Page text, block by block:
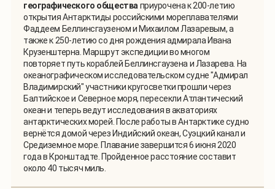
географического обществаприурочена к 200-летию
открытия Антарктиды российскими мореплавателями
Фаддеем Беллинсгаузеном и Михаилом Лазаревым, а
также к 250-летию со дня рождения адмирала Ивана
Крузенштерна. Маршрут экспедиции во многом
повторяет путь кораблей Беллинсгаузена и Лазарева. На
океанографическом исследовательском судне "Адмирал
Владимирский" участники кругосветки прошли через
Балтийское и Северное моря, пересекли Атлантический
океан и теперь ведут исследования в акваториях
антарктических морей. После работы в Антарктике судно
вернётся домой через Индийский океан, Суэцкий канал и
Средиземное море. Плавание завершится 6 июня 2020
года в Кронштадте. Пройденное расстояние составит
около 40 тысяч миль.